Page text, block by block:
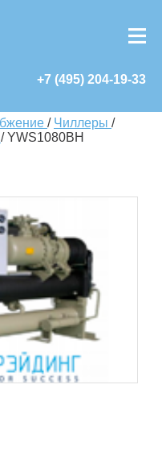
+7 (495) 204-19-33
/ Чиллеры /
/YWS1080BH